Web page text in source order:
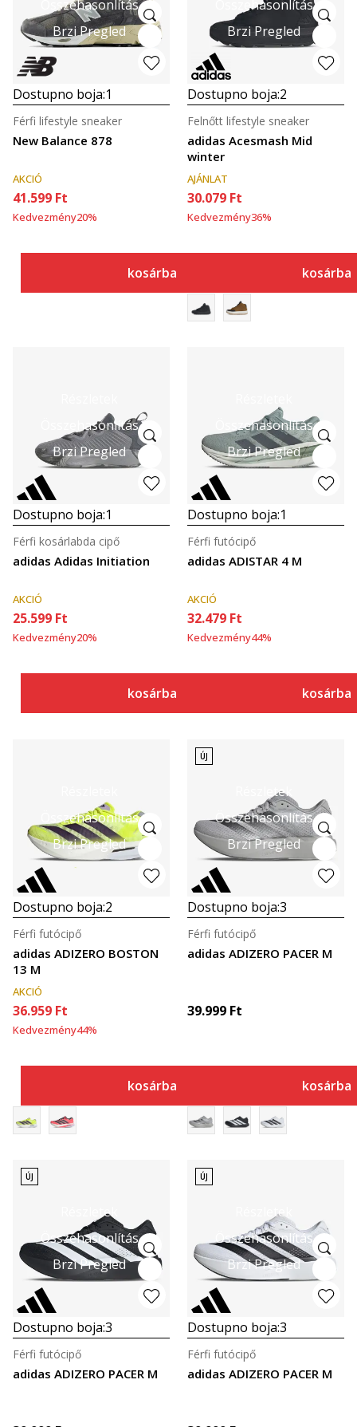
Összehasonlítás
Brzi Pregled
Dostupno boja:1
New Balance 878
Férfi lifestyle sneaker
AKCIÓ
41.599 Ft
Kedvezmény20%
kosárba
Összehasonlítás
Brzi Pregled
Dostupno boja:2
adidas Acesmash Mid
winter
Felnőtt lifestyle sneaker
AJÁNLAT
30.079 Ft
Kedvezmény36%
kosárba
Összehasonlítás
Brzi Pregled
Dostupno boja:1
adidas Adidas Initiation
Férfi kosárlabda cipő
AKCIÓ
25.599 Ft
Kedvezmény20%
kosárba
Összehasonlítás
Brzi Pregled
Dostupno boja:1
adidas ADISTAR 4 M
Férfi futócipő
AKCIÓ
32.479 Ft
Kedvezmény44%
kosárba
Összehasonlítás
Brzi Pregled
Dostupno boja:2
adidas ADIZERO BOSTON
13 M
Férfi futócipő
AKCIÓ
36.959 Ft
Kedvezmény44%
kosárba
Részletek
Összehasonlítás
Brzi Pregled
ÚJ
Dostupno boja:3
adidas ADIZERO PACER M
Férfi futócipő
39.999 Ft
kosárba
Részletek
Összehasonlítás
Brzi Pregled
ÚJ
Dostupno boja:3
adidas ADIZERO PACER M
Férfi futócipő
Részletek
Összehasonlítás
Brzi Pregled
ÚJ
Dostupno boja:3
adidas ADIZERO PACER M
Férfi futócipő